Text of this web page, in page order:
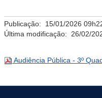
Publicação: 15/01/2026
Última modificação: 26/02/
Audiência Pública - 3º